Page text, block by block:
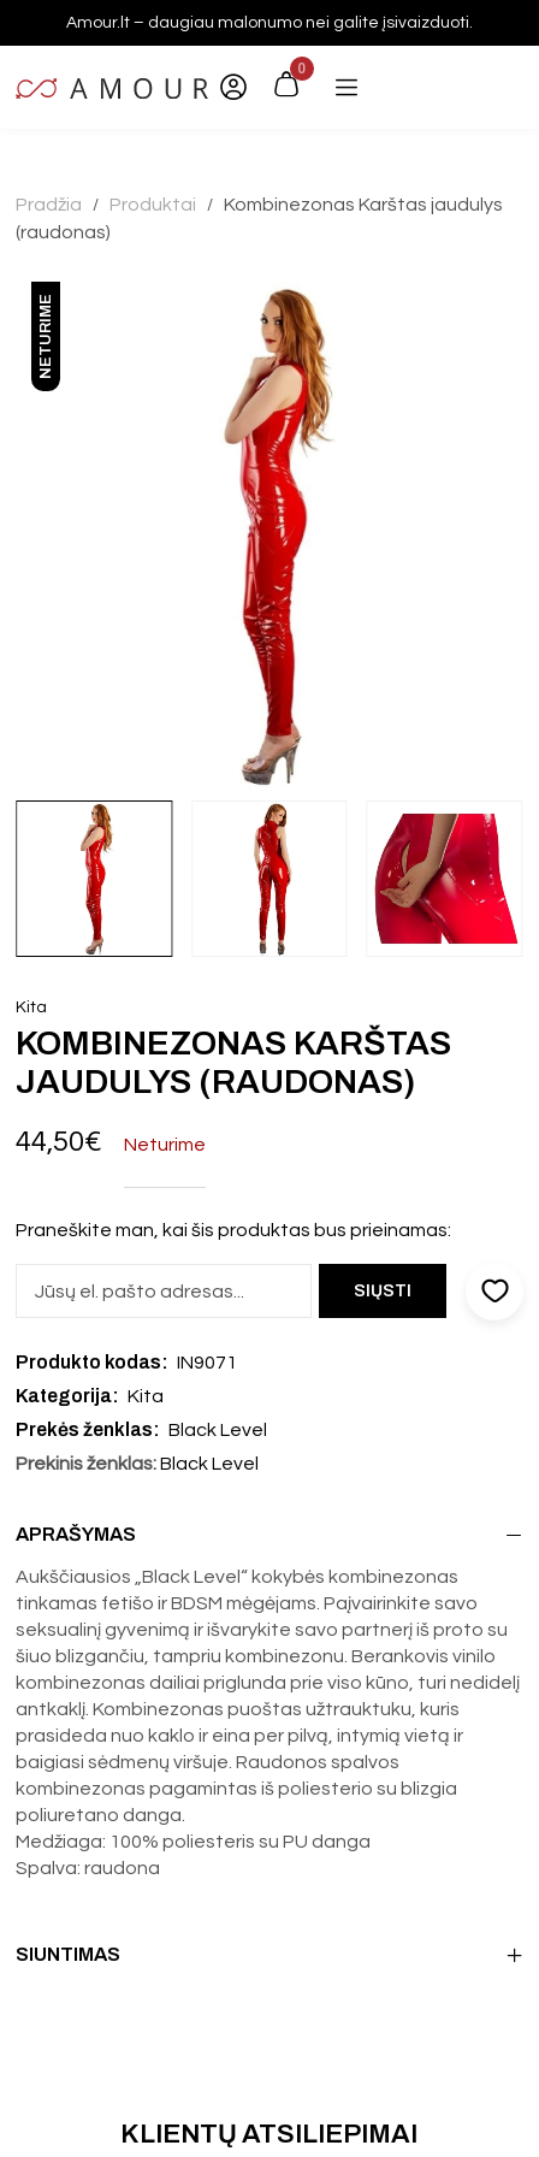
Amour.lt – daugiau malonumo nei galite įsivaizduoti.
0
Pradžia / Produktai /
Kombinezonas Karštas jaudulys
(raudonas)
NETURIME
Kita
KOMBINEZONAS KARŠTAS
JAUDULYS (RAUDONAS)
44,50€ Neturime
Praneškite man, kai šis produktas bus prieinamas:
Produkto kodas: IN9071
Kategorija: Kita
Prekės ženklas: Black Level
Prekinis ženklas: Black Level
APRAŠYMAS
Aukščiausios „Black Level“ kokybės kombinezonas
tinkamas fetišo ir BDSM mėgėjams. Paįvairinkite savo
seksualinį gyvenimą ir išvarykite savo partnerį iš proto su
šiuo blizgančiu, tampriu kombinezonu. Berankovis vinilo
kombinezonas dailiai priglunda prie viso kūno, turi nedidelį
antkaklį. Kombinezonas puoštas užtrauktuku, kuris
prasideda nuo kaklo ir eina per pilvą, intymią vietą ir
baigiasi sėdmenų viršuje. Raudonos spalvos
kombinezonas pagamintas iš poliesterio su blizgia
poliuretano danga.
Medžiaga: 100% poliesteris su PU danga
Spalva: raudona
SIUNTIMAS
KLIENTŲ ATSILIEPIMAI